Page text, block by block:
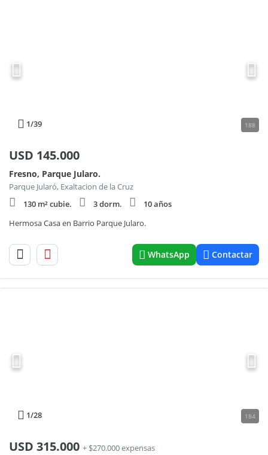
1/39 188
USD 145.000
Fresno, Parque Jularo.
Parque Jularó, Exaltacion de la Cruz
130 m² cubie.
3 dorm.
10 años
Hermosa Casa en Barrio Parque Jularo.
WhatsApp Contactar
1/28 184
USD 315.000 + $270.000 expensas